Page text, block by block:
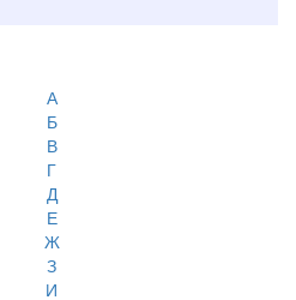
А
Б
В
Г
Д
Е
Ж
З
И